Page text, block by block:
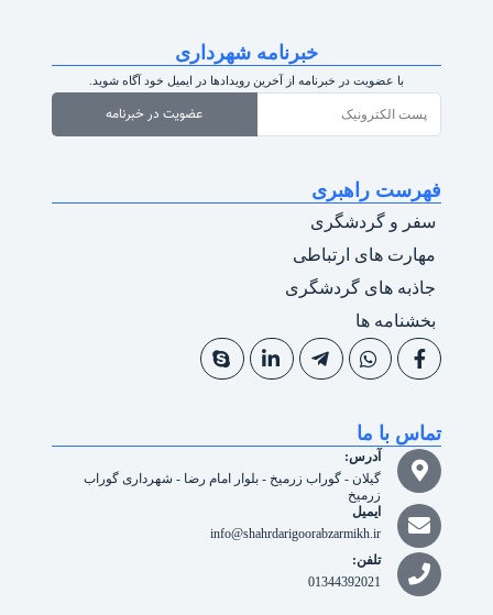
خبرنامه شهرداری
با عضویت در خبرنامه از آخرین رویدادها در ایمیل خود آگاه شوید.
عضویت در خبرنامه
فهرست راهبری
سفر و گردشگری
مهارت های ارتباطی
جاذبه های گردشگری
بخشنامه ها
تماس با ما
آدرس:
گیلان - گوراب زرمیخ - بلوار امام رضا - شهرداری گوراب
زرمیخ
ایمیل
info@shahrdarigoorabzarmikh.ir
تلفن:
01344392021